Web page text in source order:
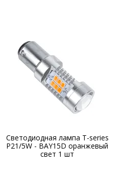
Светодиодная лампа T-series
P21/5W - BAY15D оранжевый
свет 1 шт